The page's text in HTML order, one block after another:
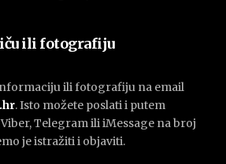
ili fotografiju
ili fotografiju na email
. Isto možete poslati i putem
Telegram ili iMessage na broj
je istražiti i objaviti.